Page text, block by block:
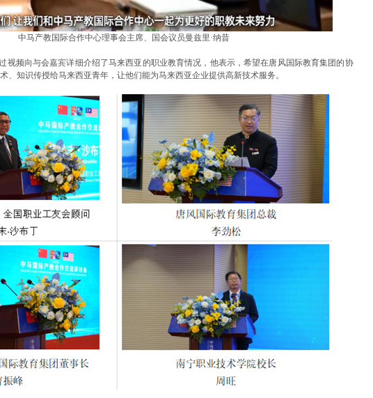
中马产教国际合作中心理事会主席、国会议员曼兹里·纳昔
视频向与会嘉宾详细介绍了马来西亚的职业教育情况，他表示，希望在唐风国际教育集团的协
、知识传授给马来西亚青年，让他们能为马来西亚企业提供高新技术服务。